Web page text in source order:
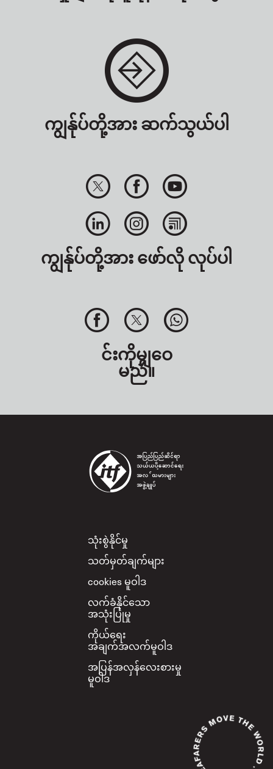
ကျွန်ုပ်တို့အား ဆက်သွယ်ပါ
ကျွန်ုပ်တို့အား ဖော်လို လုပ်ပါ
င်းကိုမျှဝေ
မည်။
Footer
သုံးစွဲနိုင်မှု
သတ်မှတ်ချက်များ
cookies မူဝါဒ
လက်ခံနိုင်သော
အသုံးပြုမှု
ကိုယ်ရေး
အချက်အလက်မူဝါဒ
အပြန်အလှန်လေးစားမှု
မူဝါဒ